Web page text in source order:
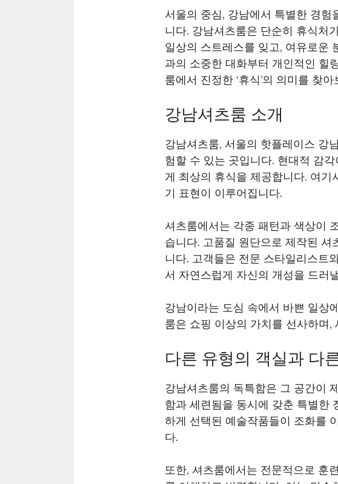
서울의 중심, 강남에서 특별한 경
니다. 강남셔츠룸은 단순히 휴식처
일상의 스트레스를 잊고, 여유로운
과의 소중한 대화부터 개인적인 힐
룸에서 진정한 ‘휴식’의 의미를 찾아
강남셔츠룸 소개
강남셔츠룸, 서울의 핫플레이스 강
험할 수 있는 곳입니다. 현대적 감
게 최상의 휴식을 제공합니다. 여
기 표현이 이루어집니다.
셔츠룸에서는 각종 패턴과 색상이
습니다. 고품질 원단으로 제작된
니다. 고객들은 전문 스타일리스트
서 자연스럽게 자신의 개성을 드러
강남이라는 도심 속에서 바쁜 일상
룸은 쇼핑 이상의 가치를 선사하며
다른 유형의 객실과 다
강남셔츠룸의 독특함은 그 공간이
함과 세련됨을 동시에 갖춘 특별한
하게 선택된 예술작품들이 조화를
다.
또한, 셔츠룸에서는 전문적으로 훈